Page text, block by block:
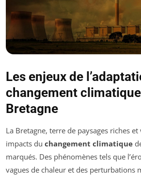
Les enjeux de
changement
Bretagne
La Bretagne, terre de paysages riches
impacts du changement climatique
marqués. Des phénomènes tels que
vagues de chaleur et des perturbations